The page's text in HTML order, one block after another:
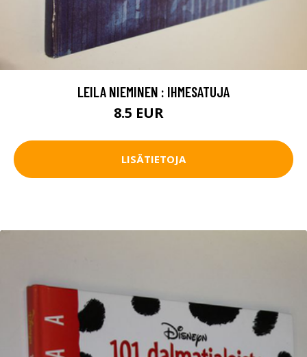
LEILA NIEMINEN : IHMESATUJA
8.5 EUR
LISÄTIETOJA